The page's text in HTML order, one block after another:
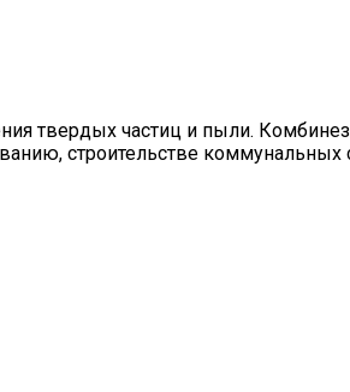
твердых частиц и пыли.
строительстве коммунальных